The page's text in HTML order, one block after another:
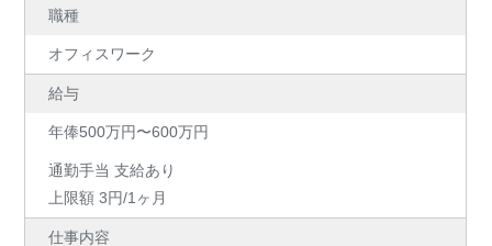
職種
オフィスワーク
給与
年俸500万円〜600万円
通勤手当 支給あり
上限額 3円/1ヶ月
仕事内容